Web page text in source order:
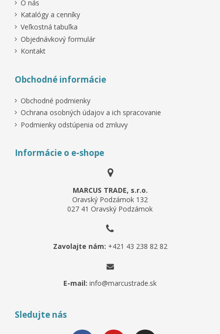
O nás
Katalógy a cenníky
Veľkostná tabuľka
Objednávkový formulár
Kontakt
Obchodné informácie
Obchodné podmienky
Ochrana osobných údajov a ich spracovanie
Podmienky odstúpenia od zmluvy
Informácie o e-shope
MARCUS TRADE, s.r.o.
Oravský Podzámok 132
027 41 Oravský Podzámok
Zavolajte nám: +421 43 238 82 82
E-mail: info@marcustrade.sk
Sledujte nás